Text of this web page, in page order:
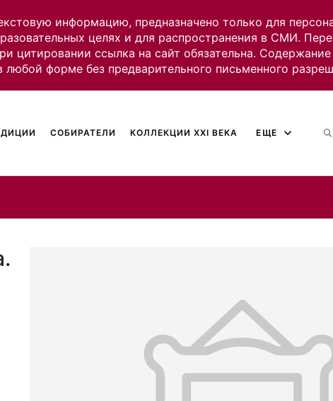
информацию, предназначено только для
целях и для распространения в СМИ.
цитировании ссылка на сайт обязательна.
форме без предварительного письменного
СОБИРАТЕЛИ КОЛЛЕКЦИИ XXI ВЕКА ЕЩЕ